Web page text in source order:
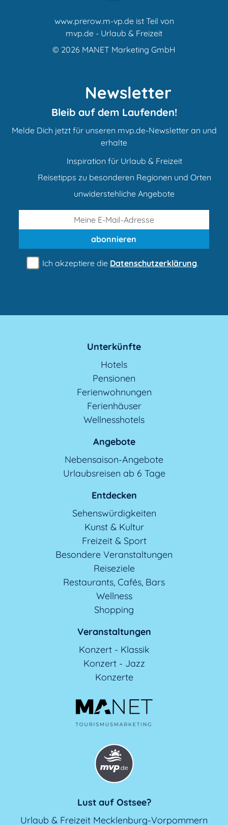
www.prerow.m-vp.de ist Teil von
mvp.de - Urlaub & Freizeit
© 2026 MANET Marketing GmbH
Newsletter
Bleib auf dem Laufenden!
Melde Dich jetzt für unseren mvp.de-Newsletter an und
erhalte
Inspiration für Urlaub & Freizeit
Reisetipps zu besonderen Regionen und Orten
unwiderstehliche Angebote
abonnieren
Ich akzeptiere die Datenschutzerklärung.
Unterkünfte
Hotels
Pensionen
Ferienwohnungen
Ferienhäuser
Wellnesshotels
Angebote
Nebensaison-Angebote
Urlaubsreisen ab 6 Tage
Entdecken
Sehenswürdigkeiten
Kunst & Kultur
Freizeit & Sport
Besondere Veranstaltungen
Reiseziele
Restaurants, Cafés, Bars
Wellness
Shopping
Veranstaltungen
Konzert - Klassik
Konzert - Jazz
Konzerte
Lust auf Ostsee?
Urlaub & Freizeit Mecklenburg-Vorpommern